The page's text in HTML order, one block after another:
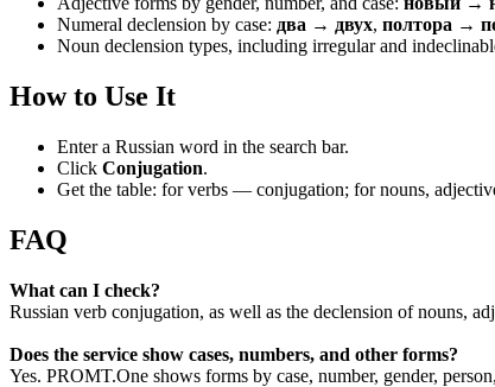
Numeral declension by case: два → двух, полтора →
Noun declension types, including irregular and
How to Use It
Enter a Russian word in the search bar.
Click Conjugation.
Get the table: for verbs — conjugation; for nouns,
FAQ
What can I check?
Russian verb conjugation, as well as the declension of nouns,
Does the service show cases, numbers, and other forms?
Yes. PROMT.One shows forms by case, number, gender,